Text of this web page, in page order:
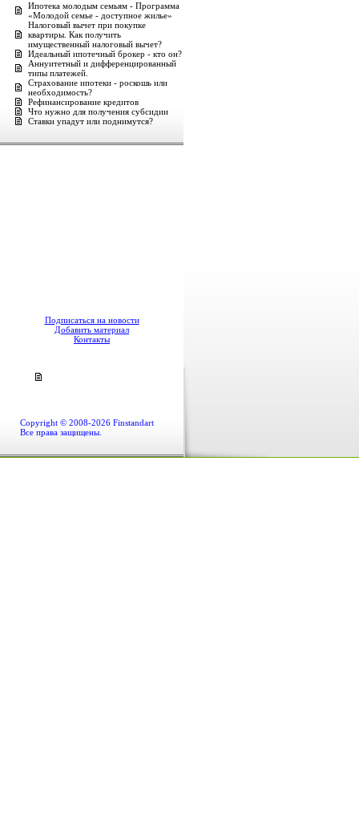
Ипотека молодым семьям - Программа
«Молодой семье - доступное жилье»
Налоговый вычет при покупке
квартиры. Как получить
имущественный налоговый вычет?
Идеальный ипотечный брокер - кто он?
Аннуитетный и дифференцированный
типы платежей.
Страхование ипотеки - роскошь или
необходимость?
Рефинансирование кредитов
Что нужно для получения субсидии
Ставки упадут или поднимутся?
Подписаться на новости
Добавить материал
Контакты
Copyright © 2008-2026 Finstandart
Все права защищены.